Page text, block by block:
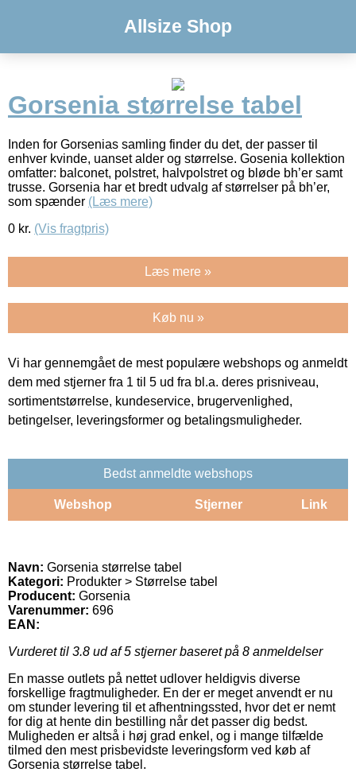
Allsize Shop
Gorsenia størrelse tabel
Inden for Gorsenias samling finder du det, der passer til
enhver kvinde, uanset alder og størrelse. Gosenia kollektion
omfatter: balconet, polstret, halvpolstret og bløde bh’er samt
trusse. Gorsenia har et bredt udvalg af størrelser på bh’er,
som spænder (Læs mere)
0 kr. (Vis fragtpris)
Læs mere »
Køb nu »
Vi har gennemgået de mest populære webshops og anmeldt
dem med stjerner fra 1 til 5 ud fra bl.a. deres prisniveau,
sortimentstørrelse, kundeservice, brugervenlighed,
betingelser, leveringsformer og betalingsmuligheder.
Bedst anmeldte webshops
Webshop Stjerner Link
Navn: Gorsenia størrelse tabel
Kategori: Produkter > Størrelse tabel
Producent: Gorsenia
Varenummer: 696
EAN:
Vurderet til 3.8 ud af 5 stjerner baseret på 8 anmeldelser
En masse outlets på nettet udlover heldigvis diverse
forskellige fragtmuligheder. En der er meget anvendt er nu
om stunder levering til et afhentningssted, hvor det er nemt
for dig at hente din bestilling når det passer dig bedst.
Muligheden er altså i høj grad enkel, og i mange tilfælde
tilmed den mest prisbevidste leveringsform ved køb af
Gorsenia størrelse tabel.